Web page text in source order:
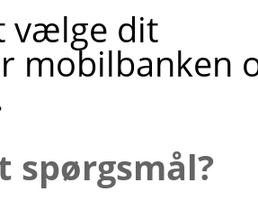
vælge dit
mobilbanken
spørgsmål?